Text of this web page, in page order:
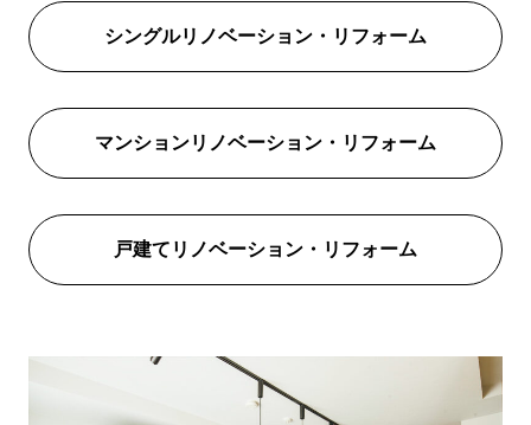
シングルリノベーション・リフォーム
マンションリノベーション・リフォーム
戸建てリノベーション・リフォーム